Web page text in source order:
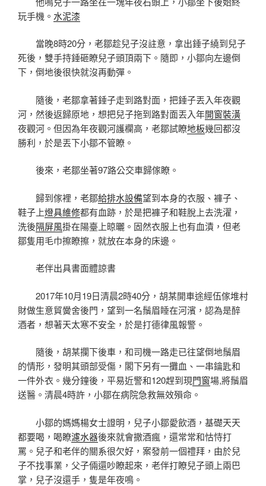
玩手機。 水泥漆
當晚8時20分，老鄒趁兒子沒註意，拿出錘子繞到兒子
死後，雙手持錘砸瞭兒子頭頂兩下。隨即，小鄒向左邊倒
下，倒地後很快就沒再動彈。
隨後，老鄒拿著錘子走到路對面，把錘子丟入年夜觀
河，然後返歸原地，想把兒子拖到路對面丟入年開窗裝潢
夜觀河。但因為年夜觀河護欄高，老鄒試瞭地板幾回都沒
勝利，於是丟下小鄒不管瞭。
後來，老鄒坐著97路公交車歸傢瞭。
歸到傢裡，老鄒給排水設備望到本身的衣服、褲子、
鞋子上燈具維修都有血跡，於是把褲子和鞋脫上去洗濯，
洗後隔屏風掛在陽臺上晾曬。固然衣服上也有血漬，但老
鄒隻用毛巾擦瞭擦，就放在本身的床邊。
老伴出具書面體諒書
2017年10月19日清晨2時40分，胡某開車途經伍傢堆村
財做生意貿黌舍後門，望到一名鬚眉睡在河濱，認為是醉
酒者，想著天太寒不安全，於是打德律風報警。
隨後，胡某攔下後車，和司機一路走已往望倒地鬚眉
的情形，發明其頭部受傷，閣下另有一攤血、一串鑰匙和
一件外衣。幾分鐘後，平易近警和120趕到現門窗場,將鬚眉
送醫。清晨4時許，小鄒在病院急救無效殞命。
小鄒的媽媽楊女士證明，兒子小鄒愛飲酒，基礎天天
都要喝，喝瞭濾水器後來就會撒酒瘋，還常常和怙恃打
罵。兒子和老伴的關系很欠好，案發前一個禮拜，由於兒
子不找事業，父子倆還吵瞭起來，老伴打瞭兒子頭上兩巴
掌，兒子沒還手，隻是年夜鳴。